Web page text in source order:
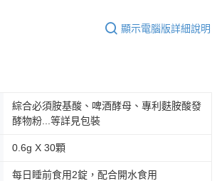
顯示電腦版詳細說明
綜合必須胺基酸、啤酒酵母、專利麩胺酸發
酵物粉...等詳見包裝
0.6g X 30顆
每日睡前食用2錠，配合開水食用